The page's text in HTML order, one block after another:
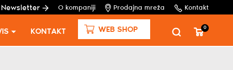
O kompaniji Prodajna mreža Kontakt
KONTAKT WEB SHOP 0